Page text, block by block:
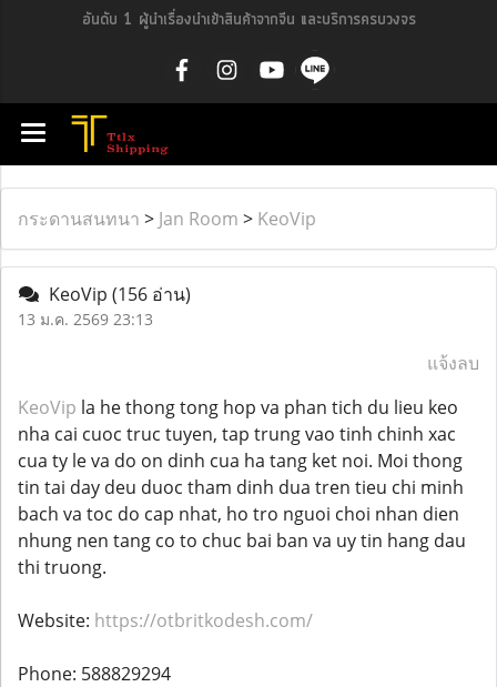
อันดับ 1 ผู้นำเรื่องนำเข้าสินค้าจากจีน และบริการครบวงจร
กระดานสนทนา > Jan Room > KeoVip
KeoVip (156 อ่าน)
13 ม.ค. 2569 23:13
แจ้งลบ
KeoVip la he thong tong hop va phan tich du lieu keo
nha cai cuoc truc tuyen, tap trung vao tinh chinh xac
cua ty le va do on dinh cua ha tang ket noi. Moi thong
tin tai day deu duoc tham dinh dua tren tieu chi minh
bach va toc do cap nhat, ho tro nguoi choi nhan dien
nhung nen tang co to chuc bai ban va uy tin hang dau
thi truong.
Website: https://otbritkodesh.com/
Phone: 588829294